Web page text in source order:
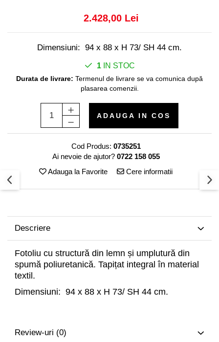
Oglinzi
Rame foto
Designers' Choice
2.428,00 Lei
Dimensiuni: 94 x 88 x H 73/ SH 44 cm.
1IN STOC
Durata de livrare: Termenul de livrare se va comunica după
plasarea comenzii.
ADAUGA IN COS
Cod Produs: 0735251
Ai nevoie de ajutor? 0722 158 055
Adauga la Favorite
Cere informatii
Descriere
Fotoliu cu structură din lemn și umplutură din
spumă poliuretanică. Tapițat integral în material
textil.
Dimensiuni: 94 x 88 x H 73/ SH 44 cm.
Review-uri (0)